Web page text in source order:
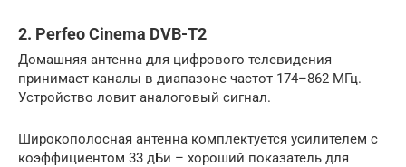
2. Perfeo Cinema DVB-T2
Домашняя антенна для цифрового телевидения
принимает каналы в диапазоне частот 174–862 МГц.
Устройство ловит аналоговый сигнал.
Широкополосная антенна комплектуется усилителем с
коэффициентом 33 дБи – хороший показатель для